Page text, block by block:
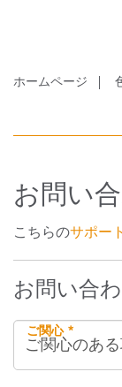
ホームページ
お問い
こちらのサポー
お問い合
ご関心 *